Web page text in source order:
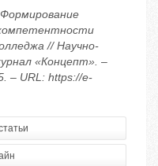
// Научно-
«Концепт». –
– URL: https://e-